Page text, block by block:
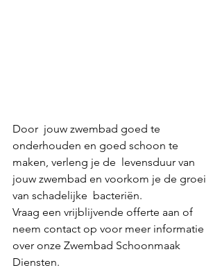
Door  jouw zwembad goed te
onderhouden en goed schoon te
maken, verleng je de  levensduur van
jouw zwembad en voorkom je de groei
van schadelijke  bacteriën.
Vraag een vrijblijvende offerte aan of
neem contact op voor meer informatie
over onze Zwembad Schoonmaak
Diensten.